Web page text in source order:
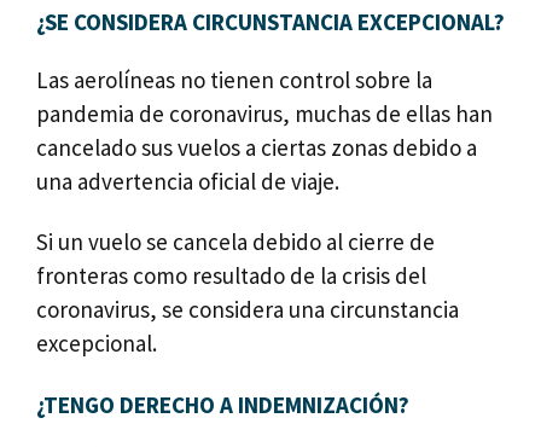
¿SE CONSIDERA CIRCUNSTANCIA EXCEPCIONAL?
Las aerolíneas no tienen control sobre la
pandemia de coronavirus, muchas de ellas han
cancelado sus vuelos a ciertas zonas debido a
una advertencia oficial de viaje.
Si un vuelo se cancela debido al cierre de
fronteras como resultado de la crisis del
coronavirus, se considera una circunstancia
excepcional.
¿TENGO DERECHO A INDEMNIZACIÓN?